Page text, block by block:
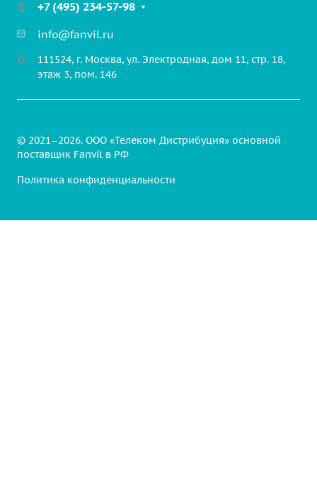
Бизнес-конференции
Аксессуары
Медицинские решения
Транспортные решения
+7 (495) 234-57-98
info@fanvil.ru
111524, г. Москва, ул. Электродная, дом 11, стр. 18,
этаж 3, пом. 146
© 2021–2026. ООО «Телеком Дистрибуция» основной
поставщик Fanvil в РФ
Политика конфиденциальности